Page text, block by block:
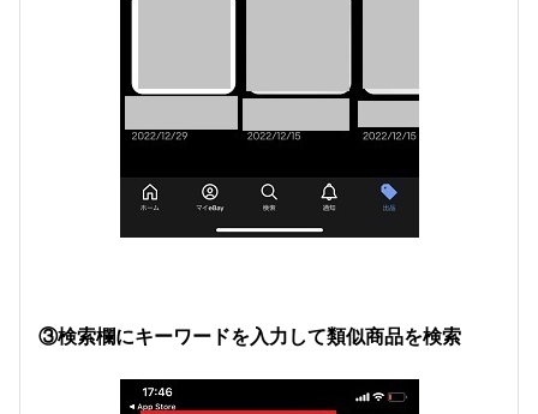
③検索欄にキーワードを入力して類似商品を検索